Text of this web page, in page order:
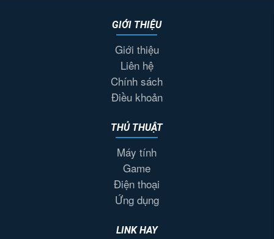
GIỚI THIỆU
Giới thiệu
Liên hệ
Chính sách
Điều khoản
THỦ THUẬT
Máy tính
Game
Điện thoại
Ứng dụng
LINK HAY